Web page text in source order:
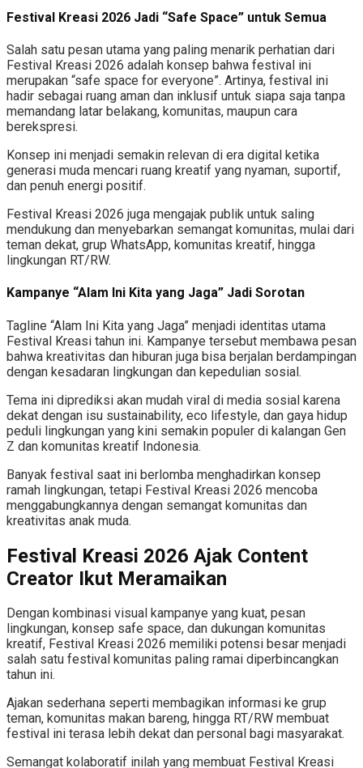
Festival Kreasi 2026 Jadi “Safe Space” untuk Semua
Salah satu pesan utama yang paling menarik perhatian dari
Festival Kreasi 2026 adalah konsep bahwa festival ini
merupakan “safe space for everyone”. Artinya, festival ini
hadir sebagai ruang aman dan inklusif untuk siapa saja tanpa
memandang latar belakang, komunitas, maupun cara
berekspresi.
Konsep ini menjadi semakin relevan di era digital ketika
generasi muda mencari ruang kreatif yang nyaman, suportif,
dan penuh energi positif.
Festival Kreasi 2026 juga mengajak publik untuk saling
mendukung dan menyebarkan semangat komunitas, mulai dari
teman dekat, grup WhatsApp, komunitas kreatif, hingga
lingkungan RT/RW.
Kampanye “Alam Ini Kita yang Jaga” Jadi Sorotan
Tagline “Alam Ini Kita yang Jaga” menjadi identitas utama
Festival Kreasi tahun ini. Kampanye tersebut membawa pesan
bahwa kreativitas dan hiburan juga bisa berjalan berdampingan
dengan kesadaran lingkungan dan kepedulian sosial.
Tema ini diprediksi akan mudah viral di media sosial karena
dekat dengan isu sustainability, eco lifestyle, dan gaya hidup
peduli lingkungan yang kini semakin populer di kalangan Gen
Z dan komunitas kreatif Indonesia.
Banyak festival saat ini berlomba menghadirkan konsep
ramah lingkungan, tetapi Festival Kreasi 2026 mencoba
menggabungkannya dengan semangat komunitas dan
kreativitas anak muda.
Festival Kreasi 2026 Ajak Content
Creator Ikut Meramaikan
Dengan kombinasi visual kampanye yang kuat, pesan
lingkungan, konsep safe space, dan dukungan komunitas
kreatif, Festival Kreasi 2026 memiliki potensi besar menjadi
salah satu festival komunitas paling ramai diperbincangkan
tahun ini.
Ajakan sederhana seperti membagikan informasi ke grup
teman, komunitas makan bareng, hingga RT/RW membuat
festival ini terasa lebih dekat dan personal bagi masyarakat.
Semangat kolaboratif inilah yang membuat Festival Kreasi